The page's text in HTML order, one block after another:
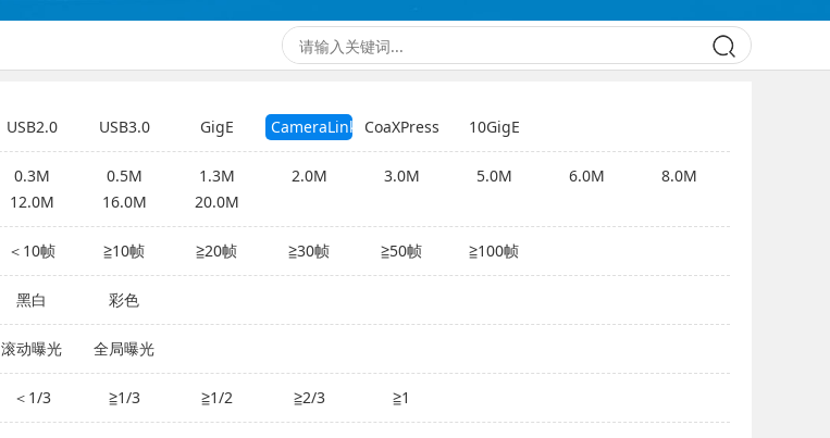
USB2.0 USB3.0 GigE CameraLink CoaXPress 10GigE
0.3M 0.5M 1.3M 2.0M 3.0M 5.0M 6.0M
8.0M
12.0M 16.0M 20.0M
＜10帧 ≧10帧 ≧20帧 ≧30帧 ≧50帧 ≧100帧
黑白 彩色
滚动曝光 全局曝光
＜1/3 ≧1/3 ≧1/2 ≧2/3 ≧1